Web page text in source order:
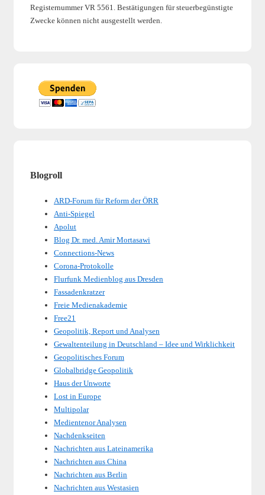
Registernummer VR 5561. Bestätigungen für steuerbegünstigte
Zwecke können nicht ausgestellt werden.
Blogroll
ARD-Forum für Reform der ÖRR
Anti-Spiegel
Apolut
Blog Dr. med. Amir Mortasawi
Connections-News
Corona-Protokolle
Flurfunk Medienblog aus Dresden
Fassadenkratzer
Freie Medienakademie
Free21
Geopolitik, Report und Analysen
Gewaltenteilung in Deutschland – Idee und Wirklichkeit
Geopolitisches Forum
Globalbridge Geopolitik
Haus der Unworte
Lost in Europe
Multipolar
Medientenor Analysen
Nachdenkseiten
Nachrichten aus Lateinamerika
Nachrichten aus China
Nachrichten aus Berlin
Nachrichten aus Westasien